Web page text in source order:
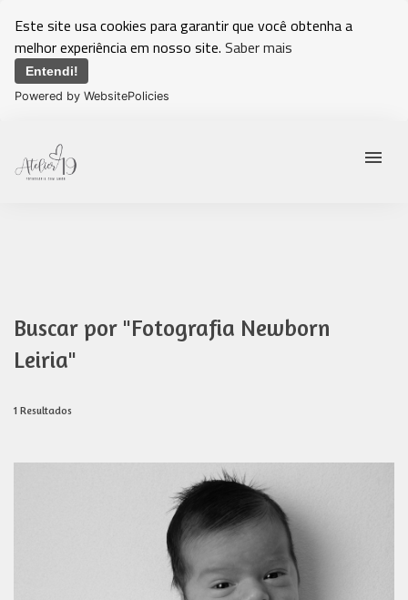
Este site usa cookies para garantir que você obtenha a
melhor experiência em nosso site. Saber mais
Entendi!
Powered by WebsitePolicies
menu
Buscar por "Fotografia Newborn
Leiria"
1 Resultados